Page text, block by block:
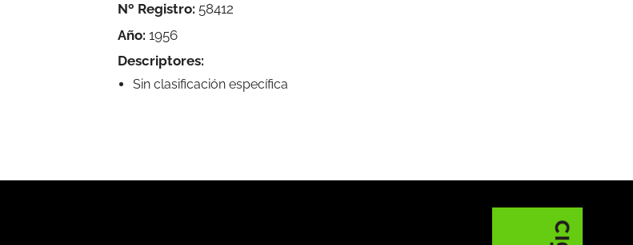
Nº Registro: 58412
Año: 1956
Descriptores:
Sin clasificación específica